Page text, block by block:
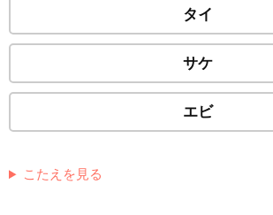
タイ
サケ
エビ
こたえを見る